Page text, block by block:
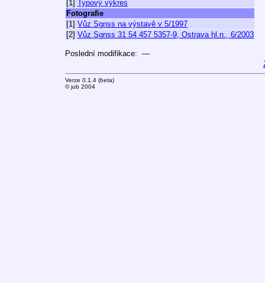
[1] Typový výkres
Fotografie
[1] Vůz Sgnss na výstavě v 5/1997
[2] Vůz Sgnss 31 54 457 5357-9, Ostrava hl.n., 6/2003
Poslední modifikace: —
Verze 0.1.4 (beta)
© jub 2004